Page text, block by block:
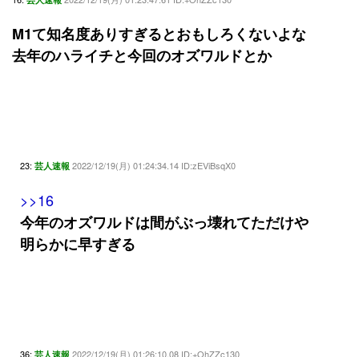
M1て知名度ありすぎるとおもしろくないよな
去年のハライチと今回のオズワルドとか
23: 芸人速報 2022/12/19(月) 01:24:34.14 ID:zEViBsqX0
>>16
今年のオズワルドは間がぶっ壊れてただけや
明らかに早すぎる
36: 芸人速報 2022/12/19(月) 01:26:10.08 ID:+OhZZc130